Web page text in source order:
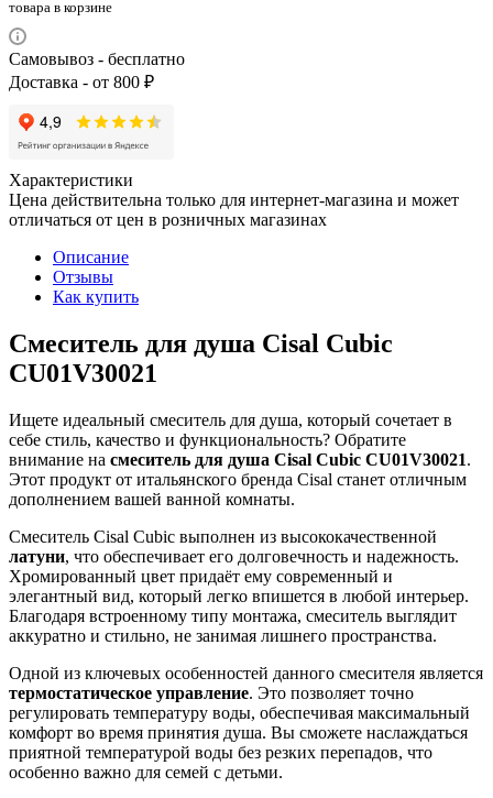
товара в корзине
Самовывоз - бесплатно
Доставка - от 800 ₽
Характеристики
Цена действительна только для интернет-магазина и может
отличаться от цен в розничных магазинах
Описание
Отзывы
Как купить
Смеситель для душа Cisal Cubic
CU01V30021
Ищете идеальный смеситель для душа, который сочетает в
себе стиль, качество и функциональность? Обратите
внимание на смеситель для душа Cisal Cubic CU01V30021.
Этот продукт от итальянского бренда Cisal станет отличным
дополнением вашей ванной комнаты.
Смеситель Cisal Cubic выполнен из высококачественной
латуни, что обеспечивает его долговечность и надежность.
Хромированный цвет придаёт ему современный и
элегантный вид, который легко впишется в любой интерьер.
Благодаря встроенному типу монтажа, смеситель выглядит
аккуратно и стильно, не занимая лишнего пространства.
Одной из ключевых особенностей данного смесителя является
термостатическое управление. Это позволяет точно
регулировать температуру воды, обеспечивая максимальный
комфорт во время принятия душа. Вы сможете наслаждаться
приятной температурой воды без резких перепадов, что
особенно важно для семей с детьми.